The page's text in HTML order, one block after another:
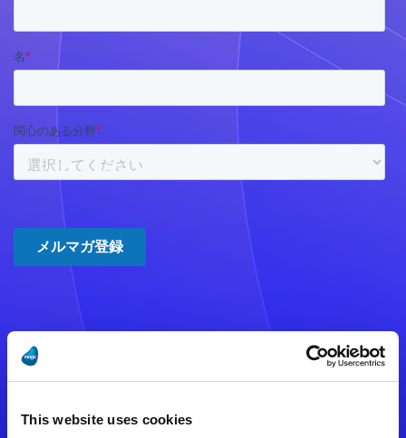
This website uses cookies
注意事項